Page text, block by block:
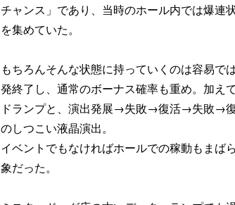
チャンス」であり、当時のホール内では爆連
を集めていた。
もちろんそんな状態に持っていくのは容易
発終了し、通常のボーナス確率も重め。加え
ドランプと、演出発展→失敗→復活→失敗→
のしつこい液晶演出。
イベントでもなければホールでの稼動もまば
象だった。